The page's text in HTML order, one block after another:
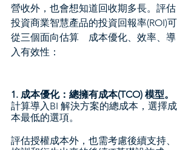
營收外，也會想知道回收期多長。評估
投資商業智慧產品的投資回報率(ROI)可
從三個面向估算　成本優化、效率、導
入有效性：
1. 成本優化：總擁有成本(TCO) 模型。
計算導入BI 解決方案的總成本，選擇成
本最低的選項。
評估授權成本外，也需考慮後續支持、